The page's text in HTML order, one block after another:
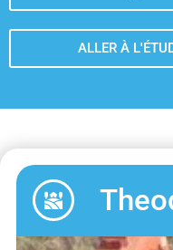
ALLER À